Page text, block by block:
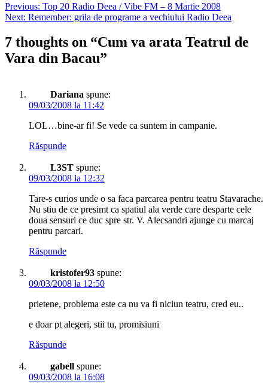
Previous: Top 20 Radio Deea / Vibe FM – 8 Martie 2008
Next: Remember: grila de programe a vechiului Radio Deea
7 thoughts on “Cum va arata Teatrul de
Vara din Bacau”
Dariana spune:
09/03/2008 la 11:42
LOL…bine-ar fi! Se vede ca suntem in campanie.
Răspunde
L3ST spune:
09/03/2008 la 12:32
Tare-s curios unde o sa faca parcarea pentru teatru Stavarache.
Nu stiu de ce presimt ca spatiul ala verde care desparte cele
doua sensuri ce duc spre str. V. Alecsandri ajunge cu marcaj
pentru parcari.
Răspunde
kristofer93 spune:
09/03/2008 la 12:50
prietene, problema este ca nu va fi niciun teatru, cred eu..
e doar pt alegeri, stii tu, promisiuni
Răspunde
gabell spune:
09/03/2008 la 16:08